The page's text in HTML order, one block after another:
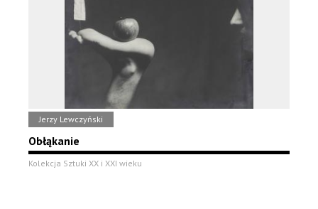
Jerzy Lewczyński
Obłąkanie
Kolekcja Sztuki XX i XXI wieku